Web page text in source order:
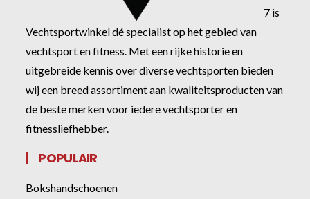
7 is
Vechtsportwinkel dé specialist op het gebied van
vechtsport en fitness. Met een rijke historie en
uitgebreide kennis over diverse vechtsporten bieden
wij een breed assortiment aan kwaliteitsproducten van
de beste merken voor iedere vechtsporter en
fitnessliefhebber.
POPULAIR
Bokshandschoenen